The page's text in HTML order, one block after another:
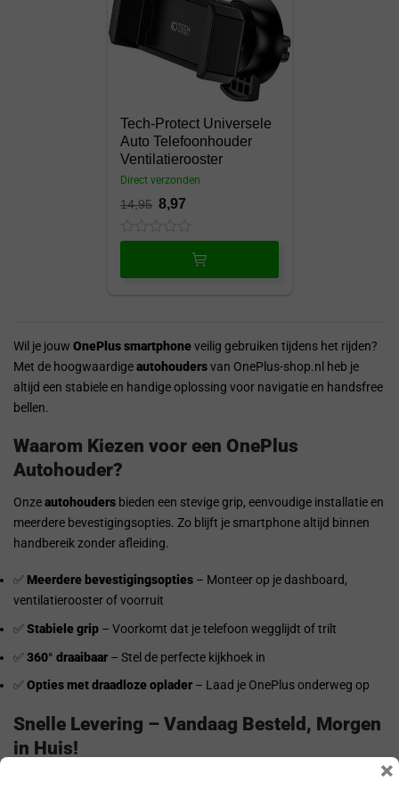
Tech-Protect Universele
Auto Telefoonhouder
Ventilatierooster
14,95 8,97
0
of
Direct verzonden
Wil je jouw OnePlus smartphoneveilig gebruiken tijdens het rijden?
Met de hoogwaardigeautohoudersvan OnePlus-shop.nl heb je
altijd een stabiele en handige oplossing voor navigatie en handsfree
bellen.
Waarom Kiezen voor een OnePlus
Autohouder?
Onzeautohouders bieden een stevige grip, eenvoudige installatie en
meerdere bevestigingsopties. Zo blijft je smartphone altijd binnen
handbereik zonder afleiding.
✅ Meerdere bevestigingsopties – Monteer op je dashboard,
ventilatierooster of voorruit
✅Stabiele grip – Voorkomt dat je telefoon wegglijdt of trilt
✅360° draaibaar – Stel de perfecte kijkhoek in
✅Opties met draadloze oplader – Laad je OnePlus onderweg op
Snelle Levering – Vandaag Besteld, Morgen
in Huis!
×